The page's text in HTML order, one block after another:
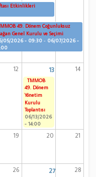
Etkinlikleri
49. Dönem Çoğunluksuz
Genel Kurulu ve Seçimi
05/2026 - 09:30 - 06/07/2026 -
12 13 14
TMMOB
49. Dönem
Yönetim
Kurulu
Toplantısı
06/13/2026
- 14:00
19 20 21
26 27 28